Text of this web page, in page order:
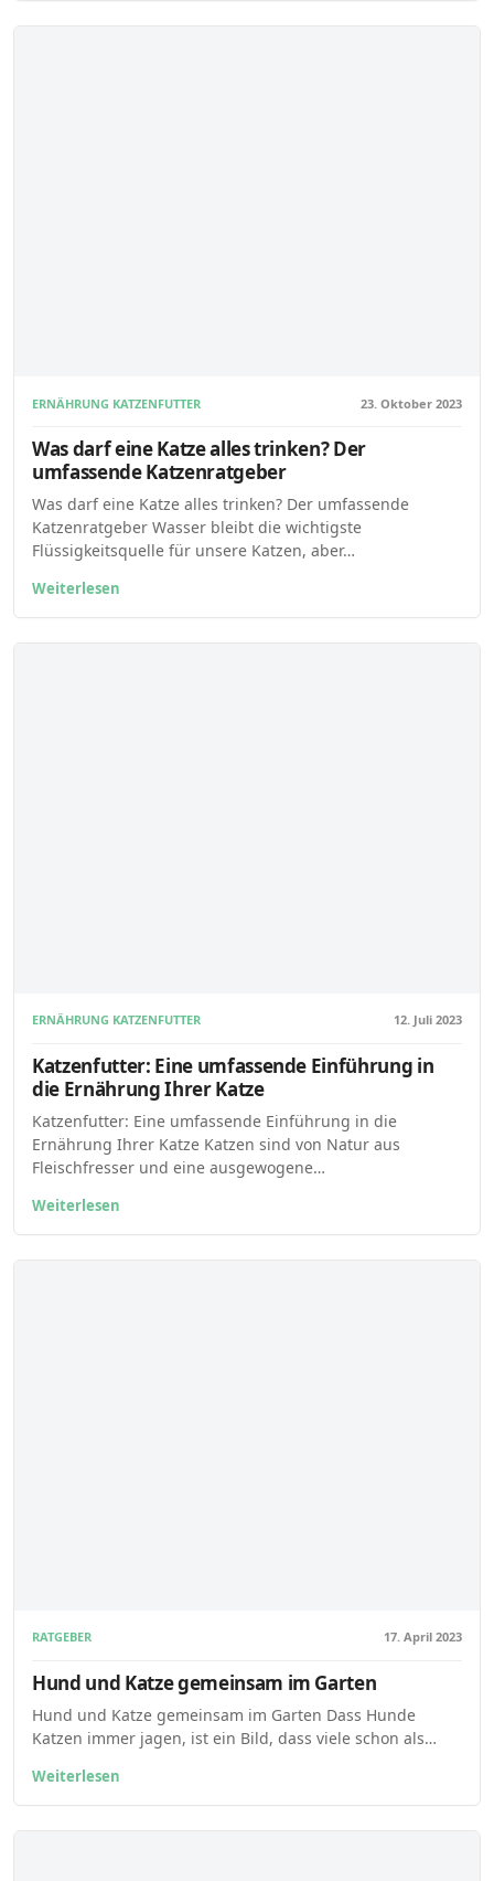
ERNÄHRUNG KATZENFUTTER 23. Oktober 2023
Was darf eine Katze alles trinken? Der
umfassende Katzenratgeber
Was darf eine Katze alles trinken? Der umfassende
Katzenratgeber Wasser bleibt die wichtigste
Flüssigkeitsquelle für unsere Katzen, aber…
Weiterlesen
ERNÄHRUNG KATZENFUTTER 12. Juli 2023
Katzenfutter: Eine umfassende Einführung in
die Ernährung Ihrer Katze
Katzenfutter: Eine umfassende Einführung in die
Ernährung Ihrer Katze Katzen sind von Natur aus
Fleischfresser und eine ausgewogene…
Weiterlesen
RATGEBER 17. April 2023
Hund und Katze gemeinsam im Garten
Hund und Katze gemeinsam im Garten Dass Hunde
Katzen immer jagen, ist ein Bild, dass viele schon als…
Weiterlesen